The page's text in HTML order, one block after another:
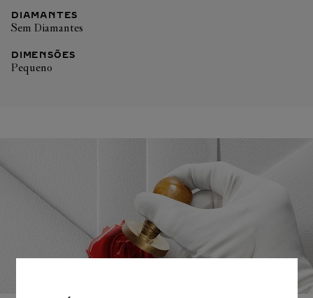
DIAMANTES
Sem Diamantes
DIMENSÕES
Pequeno